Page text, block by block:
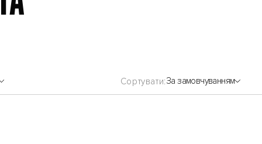
Сортувати За замовчуванням